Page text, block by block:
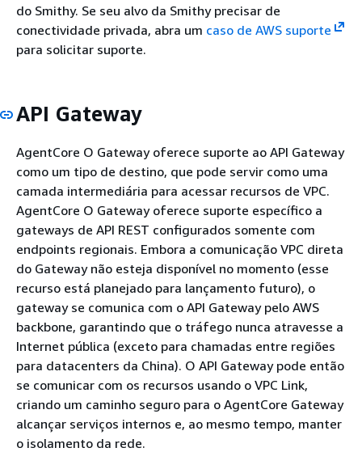
do Smithy. Se seu alvo da Smithy precisar de
conectividade privada, abra um caso de AWS suporte
para solicitar suporte.
API Gateway
AgentCore O Gateway oferece suporte ao API Gateway
como um tipo de destino, que pode servir como uma
camada intermediária para acessar recursos de VPC.
AgentCore O Gateway oferece suporte específico a
gateways de API REST configurados somente com
endpoints regionais. Embora a comunicação VPC direta
do Gateway não esteja disponível no momento (esse
recurso está planejado para lançamento futuro), o
gateway se comunica com o API Gateway pelo AWS
backbone, garantindo que o tráfego nunca atravesse a
Internet pública (exceto para chamadas entre regiões
para datacenters da China). O API Gateway pode então
se comunicar com os recursos usando o VPC Link,
criando um caminho seguro para o AgentCore Gateway
alcançar serviços internos e, ao mesmo tempo, manter
o isolamento da rede.